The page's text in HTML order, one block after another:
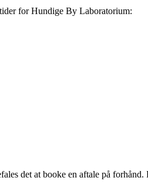
for Hundige By Laboratorium:
det at booke en aftale på